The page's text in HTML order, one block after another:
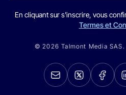
En cliquant sur s'inscrire, vous
Termes et
© 2026 Talmont Media